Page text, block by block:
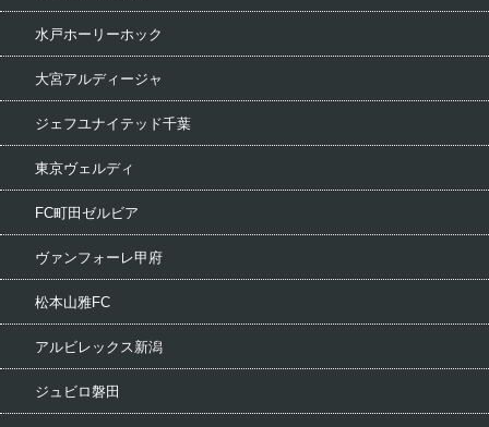
水戸ホーリーホック
大宮アルディージャ
ジェフユナイテッド千葉
東京ヴェルディ
FC町田ゼルビア
ヴァンフォーレ甲府
松本山雅FC
アルビレックス新潟
ジュビロ磐田